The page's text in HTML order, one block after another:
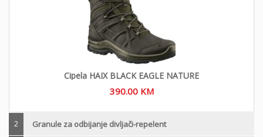
Cipela HAIX BLACK EAGLE NATURE
390.00 KM
2 Granule za odbijanje divljači-repelent